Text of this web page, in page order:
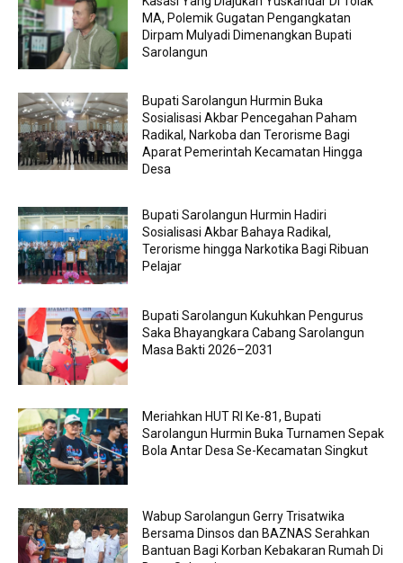
MA, Polemik Gugatan Pengangkatan
Dirpam Mulyadi Dimenangkan Bupati
Sarolangun
Bupati Sarolangun Hurmin Buka
Sosialisasi Akbar Pencegahan Paham
Radikal, Narkoba dan Terorisme Bagi
Aparat Pemerintah Kecamatan Hingga
Desa
Bupati Sarolangun Hurmin Hadiri
Sosialisasi Akbar Bahaya Radikal,
Terorisme hingga Narkotika Bagi Ribuan
Pelajar
Bupati Sarolangun Kukuhkan Pengurus
Saka Bhayangkara Cabang Sarolangun
Masa Bakti 2026–2031
Meriahkan HUT RI Ke-81, Bupati
Sarolangun Hurmin Buka Turnamen Sepak
Bola Antar Desa Se-Kecamatan Singkut
Wabup Sarolangun Gerry Trisatwika
Bersama Dinsos dan BAZNAS Serahkan
Bantuan Bagi Korban Kebakaran Rumah Di